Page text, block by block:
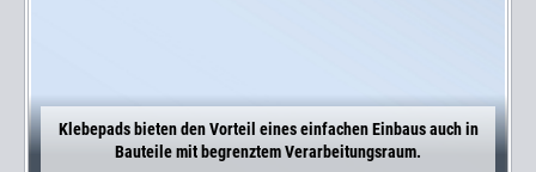
Klebepads bieten den Vorteil eines einfachen Einbaus auch in
Bauteile mit begrenztem Verarbeitungsraum.